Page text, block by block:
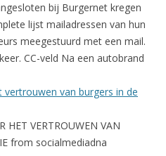
bij Burgernet kregen
lijst mailadressen van hun
meegestuurd met een mail.
CC-veld Na een autobrand
vertrouwen van burgers in de
HET VERTROUWEN VAN
from socialmediadna